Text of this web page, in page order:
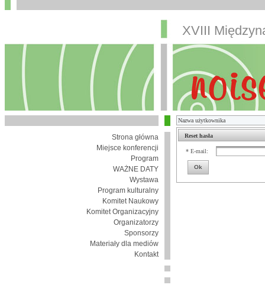
XVIII
Strona główna
Miejsce konferencji
Program
WAŻNE DATY
Wystawa
Program kulturalny
Komitet Naukowy
Komitet Organizacyjny
Organizatorzy
Sponsorzy
Materiały dla mediów
Kontakt
Reset hasła
* E-mail:
Ok